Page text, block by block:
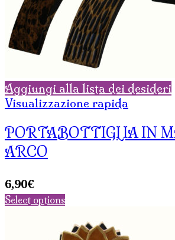
Aggiungi alla lista dei desideri
Visualizzazione rapida
PORTABOTTIGLIA IN
ARCO
6,90€
Select options